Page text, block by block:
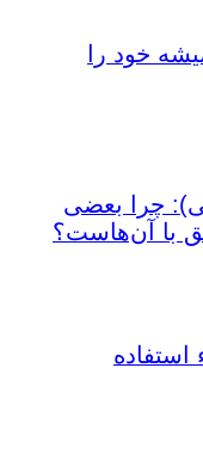
خود را
چرا بعضی
با آن‌هاست؟